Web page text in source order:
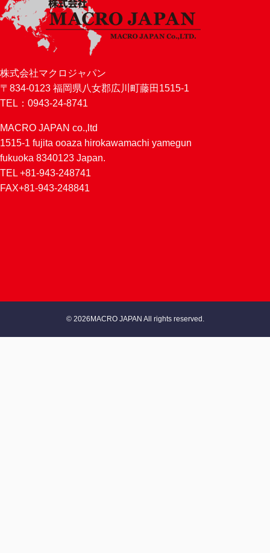
株式会社マクロジャパン
〒834-0123 福岡県八女郡広川町藤田1515-1
TEL：0943-24-8741
MACRO JAPAN co.,ltd
1515-1 fujita ooaza hirokawamachi yamegun
fukuoka 8340123 Japan.
TEL +81-943-248741
FAX+81-943-248841
© 2026MACRO JAPAN All rights reserved.